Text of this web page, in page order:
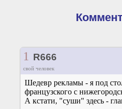
1 R666
свой человек
Шедевр рекламы - я под
французского с
А кстати, "суши" здесь -